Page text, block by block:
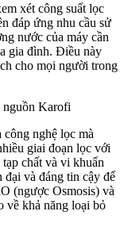
xét công suất lọc
đáp ứng nhu cầu sử
nước của máy cần
gia đình. Điều này
cho mọi người trong
công nghệ lọc mà
giai đoạn lọc với
chất và vi khuẩn
và đáng tin cậy để
(ngược Osmosis) và
về khả năng loại bỏ